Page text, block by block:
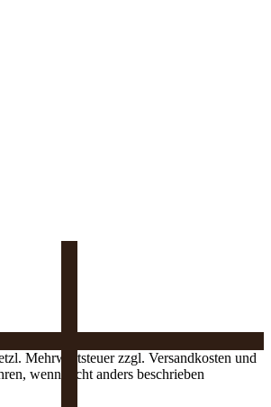
Mehrwertsteuer zzgl. Versandkosten und
wenn nicht anders beschrieben